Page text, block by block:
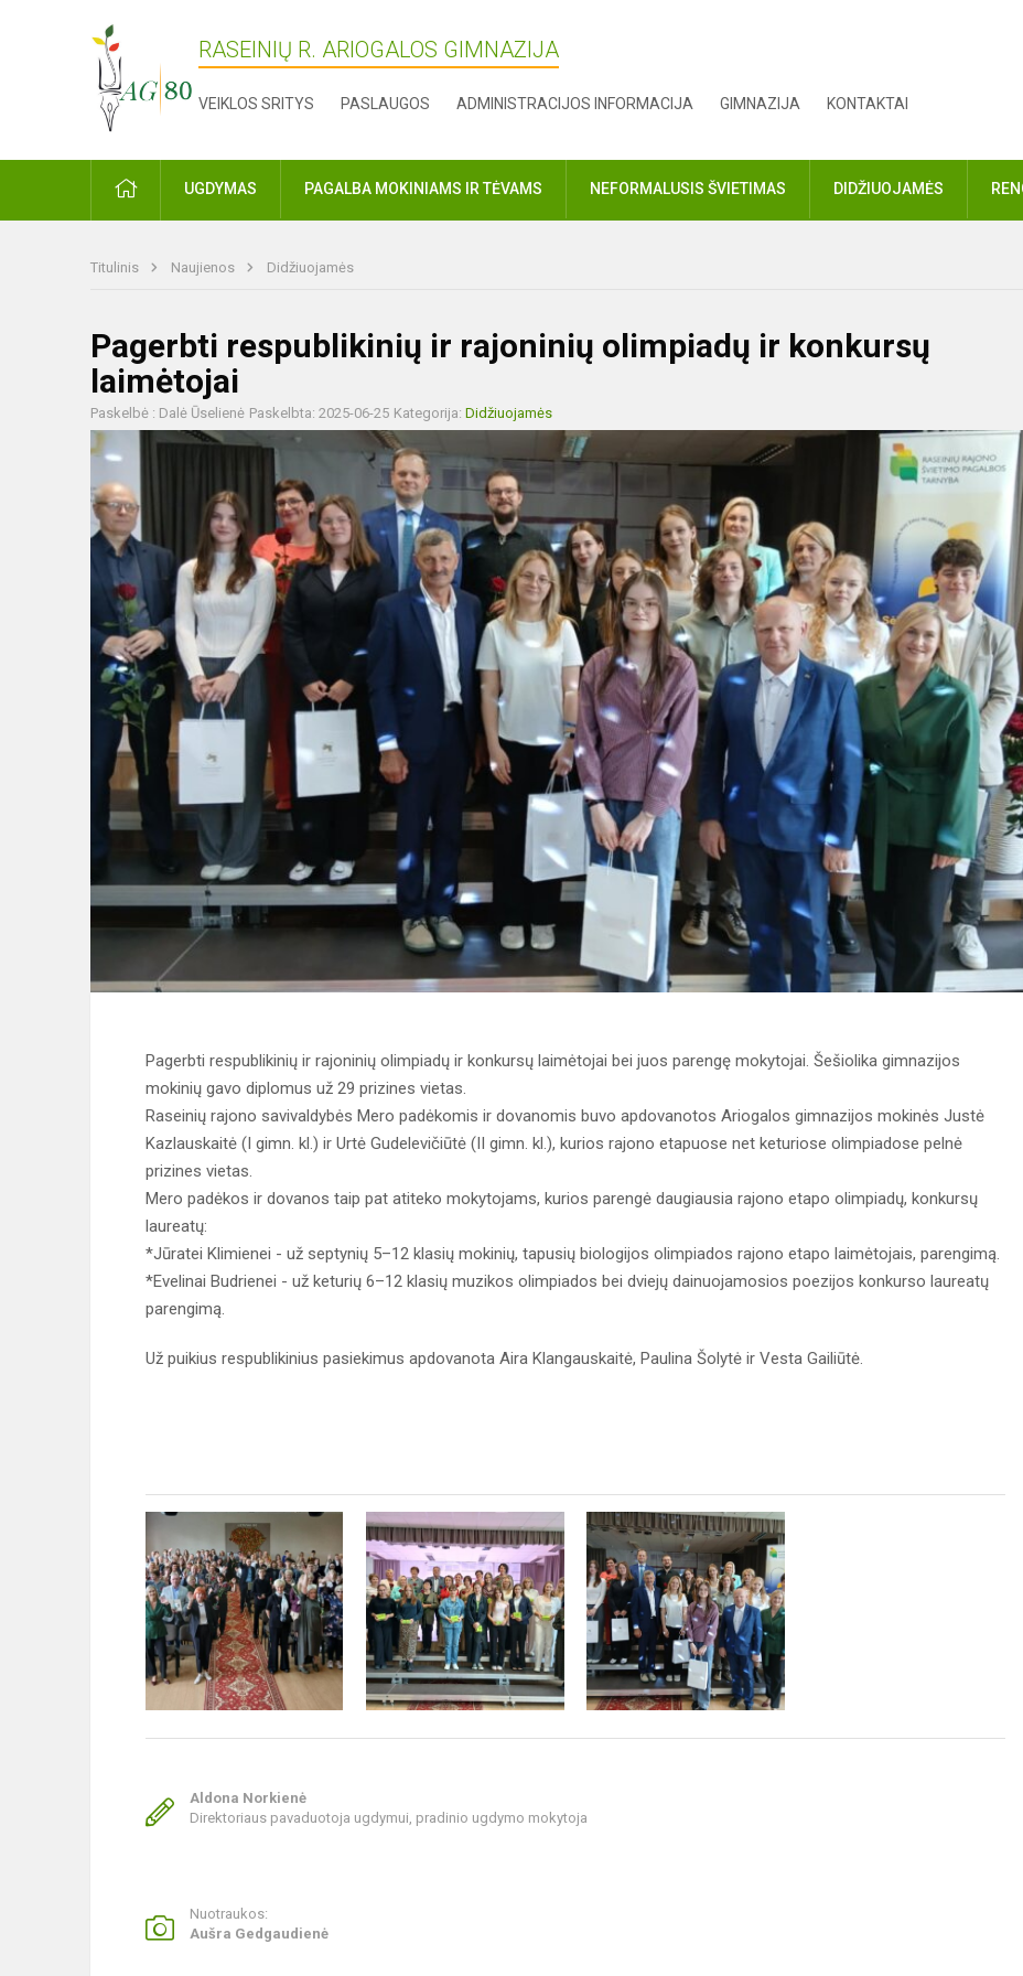
RASEINIŲ R. ARIOGALOS GIMNAZIJA
VEIKLOS SRITYS PASLAUGOS ADMINISTRACIJOS INFORMACIJA GIMNAZIJA KONTAKTAI
PRADŽIAUGDYMAS PAGALBA MOKINIAMS IR TĖVAMS NEFORMALUSIS ŠVIETIMAS DIDŽIUOJAMĖS
Titulinis Naujienos Didžiuojamės
Pagerbti respublikinių ir rajoninių olimpiadų ir konkursų
laimėtojai
Paskelbė : Dalė Ūselienė Paskelbta: 2025-06-25 Kategorija: Didžiuojamės
Pagerbti respublikinių ir rajoninių olimpiadų ir konkursų laimėtojai bei juos parengę mokytojai. Šešiolika gimnazijos
mokinių gavo diplomus už 29 prizines vietas.
Raseinių rajono savivaldybės Mero padėkomis ir dovanomis buvo apdovanotos Ariogalos gimnazijos mokinės Justė
Kazlauskaitė (I gimn. kl.) ir Urtė Gudelevičiūtė (II gimn. kl.), kurios rajono etapuose net keturiose olimpiadose pelnė
prizines vietas.
Mero padėkos ir dovanos taip pat atiteko mokytojams, kurios parengė daugiausia rajono etapo olimpiadų, konkursų
laureatų:
*Jūratei Klimienei - už septynių 5–12 klasių mokinių, tapusių biologijos olimpiados rajono etapo laimėtojais, parengimą.
*Evelinai Budrienei - už keturių 6–12 klasių muzikos olimpiados bei dviejų dainuojamosios poezijos konkurso laureatų
parengimą.
Už puikius respublikinius pasiekimus apdovanota Aira Klangauskaitė, Paulina Šolytė ir Vesta Gailiūtė.
Aldona Norkienė
Direktoriaus pavaduotoja ugdymui, pradinio ugdymo mokytoja
Nuotraukos:
Aušra Gedgaudienė